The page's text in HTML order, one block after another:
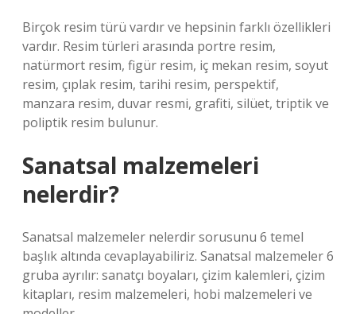
Birçok resim türü vardır ve hepsinin farklı özellikleri
vardır. Resim türleri arasında portre resim,
natürmort resim, figür resim, iç mekan resim, soyut
resim, çıplak resim, tarihi resim, perspektif,
manzara resim, duvar resmi, grafiti, silüet, triptik ve
poliptik resim bulunur.
Sanatsal malzemeleri
nelerdir?
Sanatsal malzemeler nelerdir sorusunu 6 temel
başlık altında cevaplayabiliriz. Sanatsal malzemeler 6
gruba ayrılır: sanatçı boyaları, çizim kalemleri, çizim
kitapları, resim malzemeleri, hobi malzemeleri ve